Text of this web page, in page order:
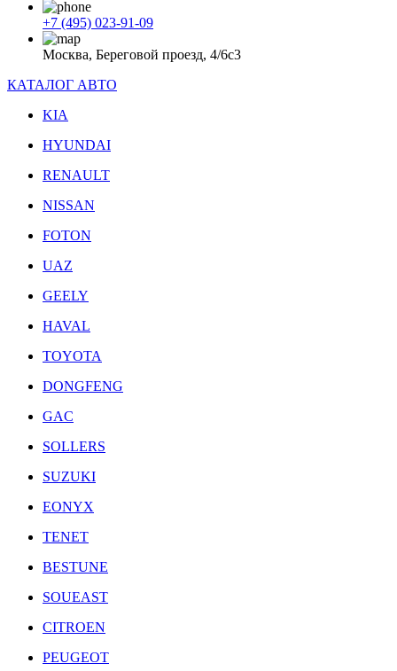
+7 (495) 023-91-09
Москва, Береговой проезд, 4/6с3
КАТАЛОГ АВТО
KIA
HYUNDAI
RENAULT
NISSAN
FOTON
UAZ
GEELY
HAVAL
TOYOTA
DONGFENG
GAC
SOLLERS
SUZUKI
EONYX
TENET
BESTUNE
SOUEAST
CITROEN
PEUGEOT